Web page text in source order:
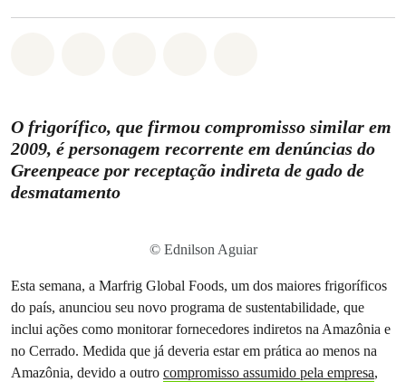
O frigorífico, que firmou compromisso similar em
2009, é personagem recorrente em denúncias do
Greenpeace por receptação indireta de gado de
desmatamento
© Ednilson Aguiar
Esta semana, a Marfrig Global Foods, um dos maiores frigoríficos
do país, anunciou seu novo programa de sustentabilidade, que
inclui ações como monitorar fornecedores indiretos na Amazônia e
no Cerrado. Medida que já deveria estar em prática ao menos na
Amazônia, devido a outro compromisso assumido pela empresa,